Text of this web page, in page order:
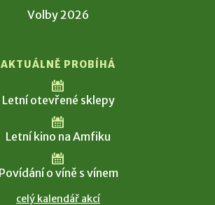
Volby 2026
AKTUÁLNĚ PROBÍHÁ
Letní otevřené sklepy
Letní kino na Amfiku
Povídání o víně s vínem
celý kalendář akcí